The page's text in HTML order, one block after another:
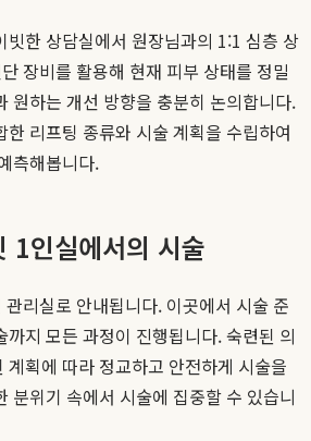
빗한 상담실에서 원장님과의 1:1 심층 상
장비를 활용해 현재 피부 상태를 정밀
원하는 개선 방향을 충분히 논의합니다.
한 리프팅 종류와 시술 계획을 수립하여
측해봅니다.
1인실에서의 시술
리실로 안내됩니다. 이곳에서 시술 준
지 모든 과정이 진행됩니다. 숙련된 의
획에 따라 정교하고 안전하게 시술을
분위기 속에서 시술에 집중할 수 있습니